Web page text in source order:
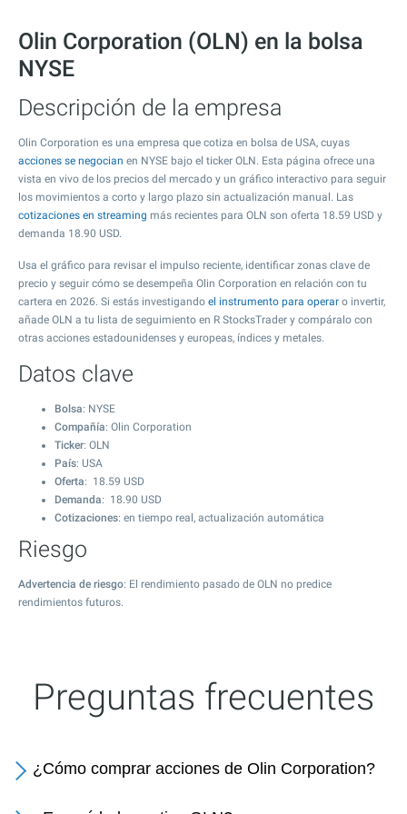
Olin Corporation (OLN) en la bolsa
NYSE
Descripción de la empresa
Olin Corporation es una empresa que cotiza en bolsa de USA, cuyas
acciones se negocian en NYSE bajo el ticker OLN. Esta página ofrece una
vista en vivo de los precios del mercado y un gráfico interactivo para seguir
los movimientos a corto y largo plazo sin actualización manual. Las
cotizaciones en streaming más recientes para OLN son oferta 18.59 USD y
demanda 18.90 USD.
Usa el gráfico para revisar el impulso reciente, identificar zonas clave de
precio y seguir cómo se desempeña Olin Corporation en relación con tu
cartera en 2026. Si estás investigando el instrumento para operar o invertir,
añade OLN a tu lista de seguimiento en R StocksTrader y compáralo con
otras acciones estadounidenses y europeas, índices y metales.
Datos clave
Bolsa: NYSE
Compañía: Olin Corporation
Ticker: OLN
País: USA
Oferta: 18.59 USD
Demanda: 18.90 USD
Cotizaciones: en tiempo real, actualización automática
Riesgo
Advertencia de riesgo: El rendimiento pasado de OLN no predice
rendimientos futuros.
Preguntas frecuentes
¿Cómo comprar acciones de Olin Corporation?